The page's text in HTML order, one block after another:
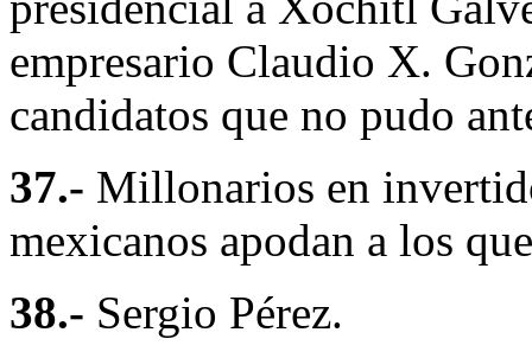
empresario Claudio X.
candidatos que no pudo
37.- Millonarios en
mexicanos apodan a los
38.- Sergio Pérez.